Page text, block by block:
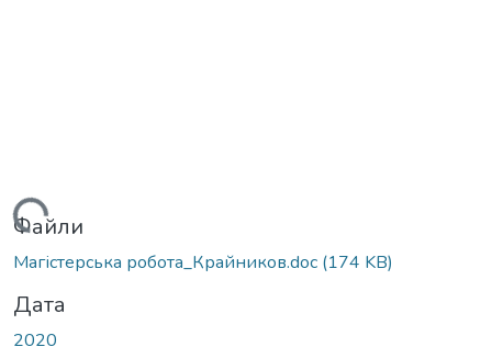
Файли
Магістерська робота_Крайников.doc (174 KB)
Дата
2020